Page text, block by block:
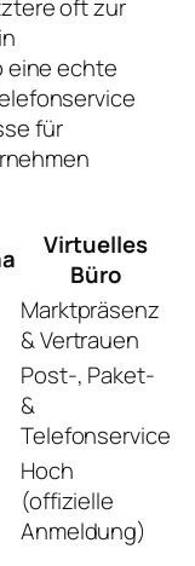
oft zur
eine echte
für
Virtuelles
Büro
Marktpräsenz
& Vertrauen
Post-, Paket-
&
Telefonservice
Hoch
(offizielle
Anmeldung)